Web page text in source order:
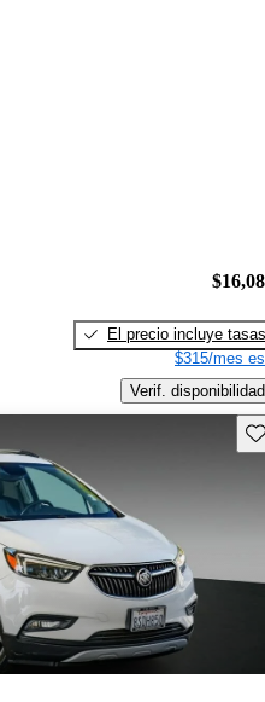
El precio incluye tasas
$315/mes
Verif. disponibilidad